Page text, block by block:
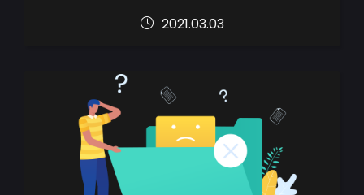
看看自己究竟是什麼性格。
2021.03.03